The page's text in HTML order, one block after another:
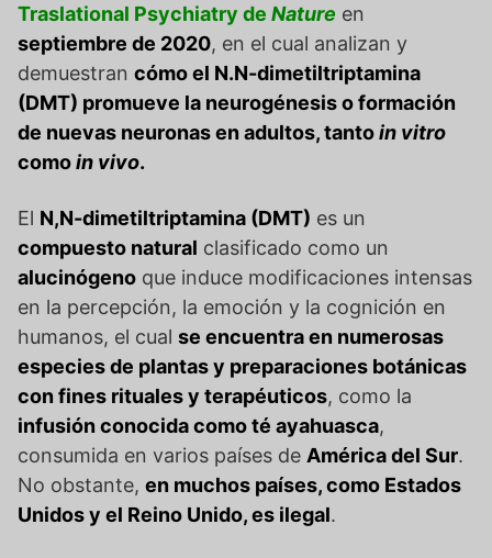
Traslational Psychiatry de Nature en
septiembre de 2020, en el cual analizan y
demuestran cómo el N.N-dimetiltriptamina
(DMT) promueve la neurogénesis o formación
de nuevas neuronas en adultos, tantoin vitro
comoin vivo.
El N,N-dimetiltriptamina (DMT) es un
compuesto natural clasificado como un
alucinógeno que induce modificaciones intensas
en la percepción, la emoción y la cognición en
humanos, el cual se encuentra en numerosas
especies de plantas y preparaciones botánicas
con fines rituales y terapéuticos, como la
infusión conocida como té ayahuasca,
consumida en varios países de América del Sur.
No obstante, en muchos países, como Estados
Unidos y el Reino Unido, es ilegal.